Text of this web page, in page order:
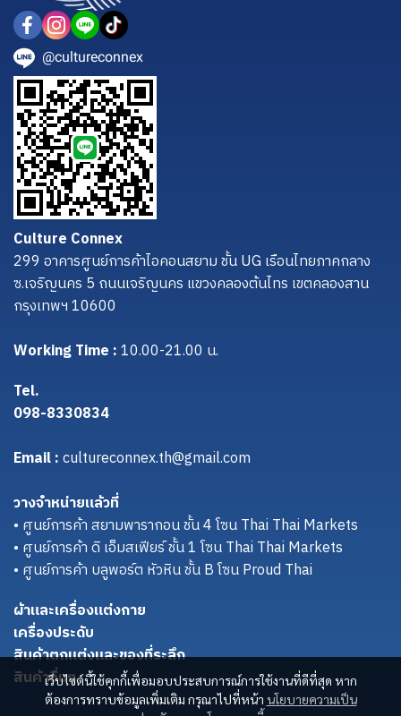
เว็บไซต์นี้ใช้คุกกี้เพื่อมอบประสบการณ์การใช้งานที่ดีที่สุด หาก
ต้องการทราบข้อมูลเพิ่มเติม กรุณาไปที่หน้า นโยบายความเป็น
@cultureconnex
Culture Connex
299 อาคารศูนย์การค้าไอคอนสยาม ชั้น UG เรือนไทยภาคกลาง
ซ.เจริญนคร 5 ถนนเจริญนคร แขวงคลองต้นไทร เขตคลองสาน
กรุงเทพฯ 10600
Working Time :10.00-21.00 น.
Tel.
098-8330834
Email :cultureconnex.th@gmail.com
วางจำหน่ายแล้วที่
• ศูนย์การค้า สยามพารากอน ชั้น 4 โซน Thai Thai Markets
• ศูนย์การค้า ดิ เอ็มสเฟียร์ ชั้น 1 โซน Thai Thai Markets
• ศูนย์การค้า บลูพอร์ต หัวหิน ชั้น B โซน Proud Thai
ผ้าและเครื่องแต่งกาย
เครื่องประดับ
สินค้าตกแต่งและของที่ระลึก
สินค้าอื่นๆ